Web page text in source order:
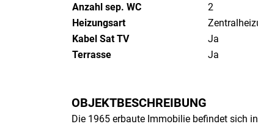
Anzahl sep. WC
2
Heizungsart
Kabel Sat TV
Ja
Terrasse
Ja
OBJEKTBESCHREIBUNG
Die 1965 erbaute Immobilie befindet sich